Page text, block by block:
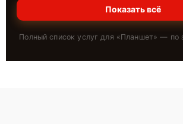
Показать всё
Полный список услуг для «Планшет» — по